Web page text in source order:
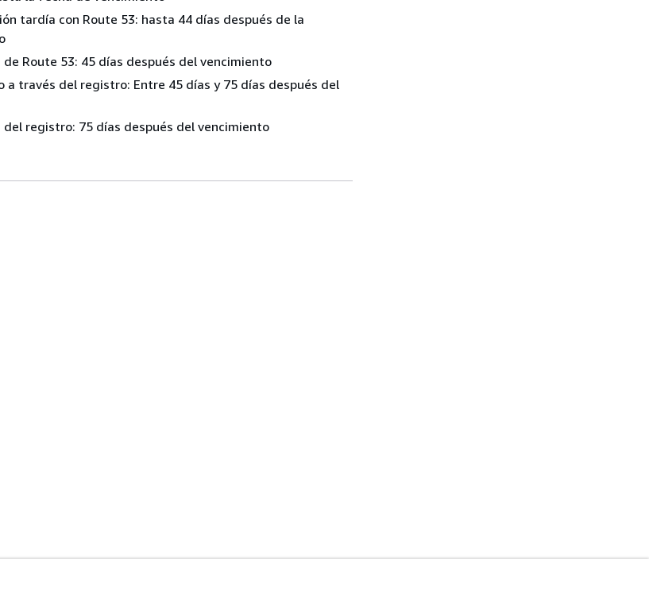
tardía con Route 53: hasta 44 días después de la
Route 53: 45 días después del vencimiento
a través del registro: Entre 45 días y 75 días después del
del registro: 75 días después del vencimiento